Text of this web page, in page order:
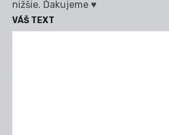
nižšie. Ďakujeme ♥
VÁŠ TEXT